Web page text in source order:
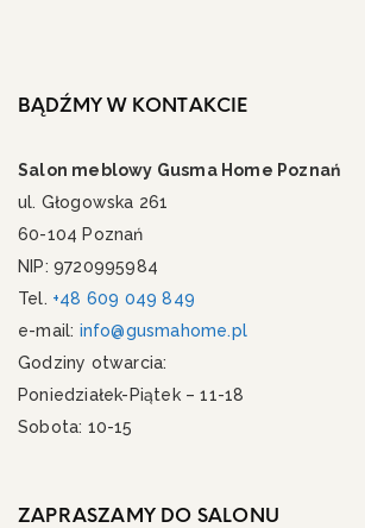
BĄDŹMY W KONTAKCIE
Salon meblowy Gusma Home Poznań
ul. Głogowska 261
60-104 Poznań
NIP: 9720995984
Tel. +48 609 049 849
e-mail: info@gusmahome.pl
Godziny otwarcia:
Poniedziałek-Piątek – 11-18
Sobota: 10-15
ZAPRASZAMY DO SALONU